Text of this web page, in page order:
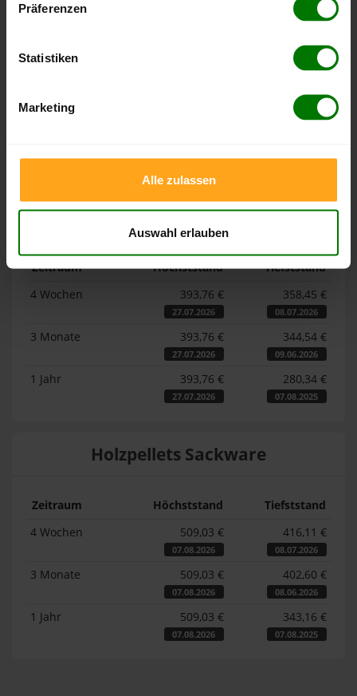
Präferenzen
Statistiken
Marketing
Alle zulassen
Auswahl erlauben
Höchst- und Tiefststände der
Pelletspreise für lose Holzpellets und Holzpellets
wurde.
Lose Holzpellets
Zeitraum Höchststand
Tiefststand
4 Wochen
393,76 €
27.07.2026
358,45 €
08.07.2026
3 Monate 393,76 €
27.07.2026
344,54 €
09.06.2026
1 Jahr 393,76 €
27.07.2026
280,34 €
07.08.2025
Holzpellets Sackware
Zeitraum Höchststand
Tiefststand
4 Wochen
509,03 €
07.08.2026
416,11 €
08.07.2026
3 Monate 509,03 €
07.08.2026
402,60 €
08.06.2026
1 Jahr 509,03 €
07.08.2026
343,16 €
07.08.2025